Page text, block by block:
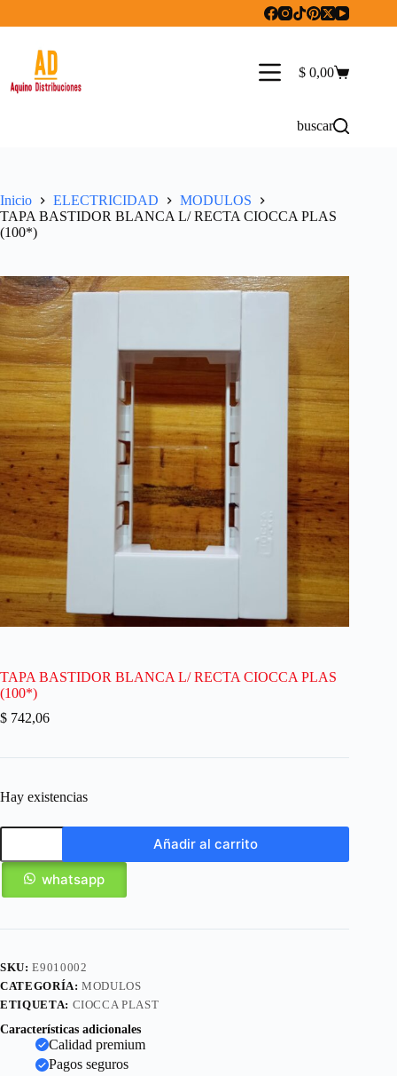
Carro
$ 0,00
buscar
Inicio ELECTRICIDAD
MODULOS
TAPA BASTIDOR BLANCA L/ RECTA CIOCCA PLAS
(100*)
TAPA BASTIDOR BLANCA L/ RECTA CIOCCA PLAS
(100*)
$ 742,06
Hay existencias
Añadir al carrito
whatsapp
SKU:E9010002
CATEGORÍA:MODULOS
ETIQUETA: CIOCCA PLAST
Características adicionales
Calidad premium
Pagos seguros